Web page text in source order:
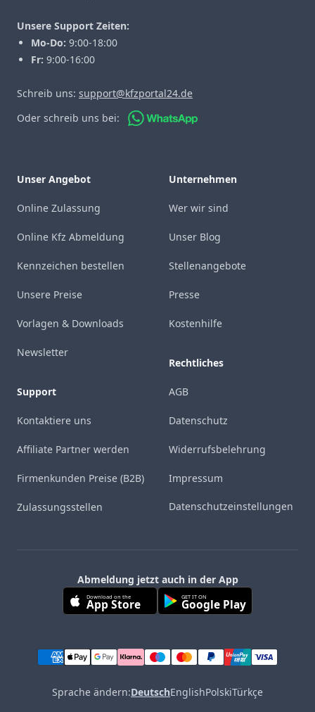
Unsere Support Zeiten:
Mo-Do: 9:00-18:00
Fr: 9:00-16:00
Schreib uns: support@kfzportal24.de
Oder schreib uns bei:
Unser Angebot
Online Zulassung
Online Kfz Abmeldung
Kennzeichen bestellen
Unsere Preise
Vorlagen & Downloads
Newsletter
Support
Kontaktiere uns
Affiliate Partner werden
Firmenkunden Preise (B2B)
Zulassungsstellen
Unternehmen
Wer wir sind
Unser Blog
Stellenangebote
Presse
Kostenhilfe
Rechtliches
AGB
Datenschutz
Widerrufsbelehrung
Impressum
Datenschutzeinstellungen
Abmeldung jetzt auch in der App
Download on the
App Store GET IT ON
Google Play
Sprache ändern:DeutschEnglishPolskiTürkçe